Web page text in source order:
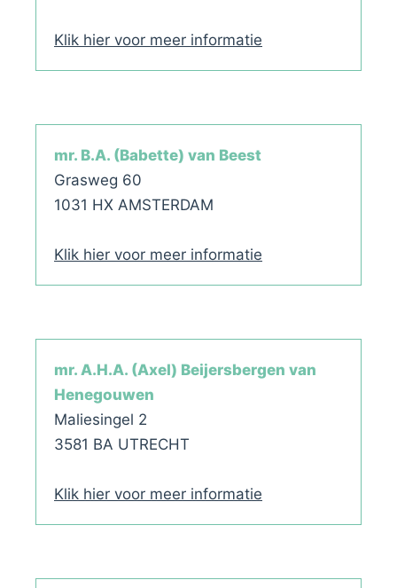
Klik hier voor meer informatie
mr. B.A. (Babette) van Beest
Grasweg 60
1031 HX AMSTERDAM
Klik hier voor meer informatie
mr. A.H.A. (Axel) Beijersbergen van
Henegouwen
Maliesingel 2
3581 BA UTRECHT
Klik hier voor meer informatie